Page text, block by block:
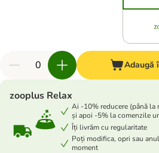
Adaugă
zooplus Relax
Ai -10% reducere (până la
și apoi -5% la comenzile
Îți livrăm cu regularitate
Poți modifica, opri sau
moment